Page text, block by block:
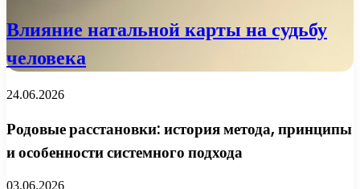
Влияние натальной карты на судьбу
человека
24.06.2026
Родовые расстановки: история метода, принципы
и особенности системного подхода
03.06.2026